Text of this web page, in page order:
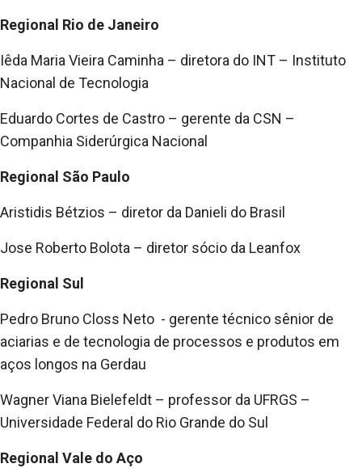
Regional Rio de Janeiro
Iêda Maria Vieira Caminha – diretora do INT – Instituto
Nacional de Tecnologia
Eduardo Cortes de Castro – gerente da CSN –
Companhia Siderúrgica Nacional
Regional São Paulo
Aristidis Bétzios – diretor da Danieli do Brasil
Jose Roberto Bolota – diretor sócio da Leanfox
Regional Sul
Pedro Bruno Closs Neto - gerente técnico sênior de
aciarias e de tecnologia de processos e produtos em
aços longos na Gerdau
Wagner Viana Bielefeldt – professor da UFRGS –
Universidade Federal do Rio Grande do Sul
Regional Vale do Aço